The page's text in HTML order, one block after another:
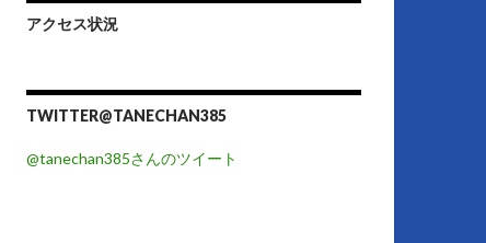
アクセス状況
TWITTER@TANECHAN385
@tanechan385さんのツイート